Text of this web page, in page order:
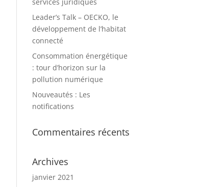
Leader’s Talk – OECKO, le
développement de l’habitat
connecté
Consommation énergétique
: tour d’horizon sur la
pollution numérique
Nouveautés : Les
notifications
Commentaires récents
Archives
janvier 2021